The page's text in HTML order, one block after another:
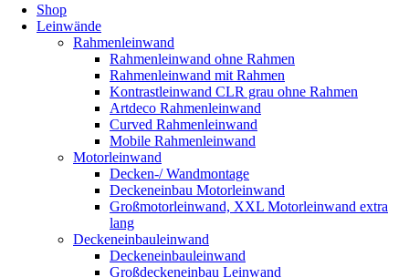
Shop
Leinwände
Rahmenleinwand
Rahmenleinwand ohne Rahmen
Rahmenleinwand mit Rahmen
Kontrastleinwand CLR grau ohne Rahmen
Artdeco Rahmenleinwand
Curved Rahmenleinwand
Mobile Rahmenleinwand
Motorleinwand
Decken-/ Wandmontage
Deckeneinbau Motorleinwand
Großmotorleinwand, XXL Motorleinwand extra
lang
Deckeneinbauleinwand
Deckeneinbauleinwand
Großdeckeneinbau Leinwand